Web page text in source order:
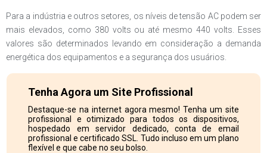
Para a indústria e outros setores, os níveis de tensão AC podem ser
mais elevados, como 380 volts ou até mesmo 440 volts. Esses
valores são determinados levando em consideração a demanda
energética dos equipamentos e a segurança dos usuários.
Tenha Agora um Site Profissional
Destaque-se na internet agora mesmo! Tenha um site
profissional e otimizado para todos os dispositivos,
hospedado em servidor dedicado, conta de email
profissional e certificado SSL. Tudo incluso em um plano
flexível e que cabe no seu bolso.